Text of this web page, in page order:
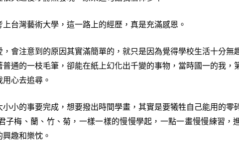
灣藝術大學，這一路上的經歷，真是充滿感恩。
注意到的原因其實滿簡單的，就只是因為覺得學校生活十分無
通的一枝毛筆，卻能在紙上幻化出千變的事物，當時國一的我，
心去追尋。
的事要完成，想要撥出時間學畫，其實是要犧牲自己能用的零
子梅、蘭、竹、菊，一樣一樣的慢慢學起，一點一畫慢慢練習，
趣和樂忱。